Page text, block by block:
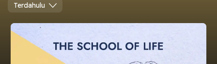
Terdahulu